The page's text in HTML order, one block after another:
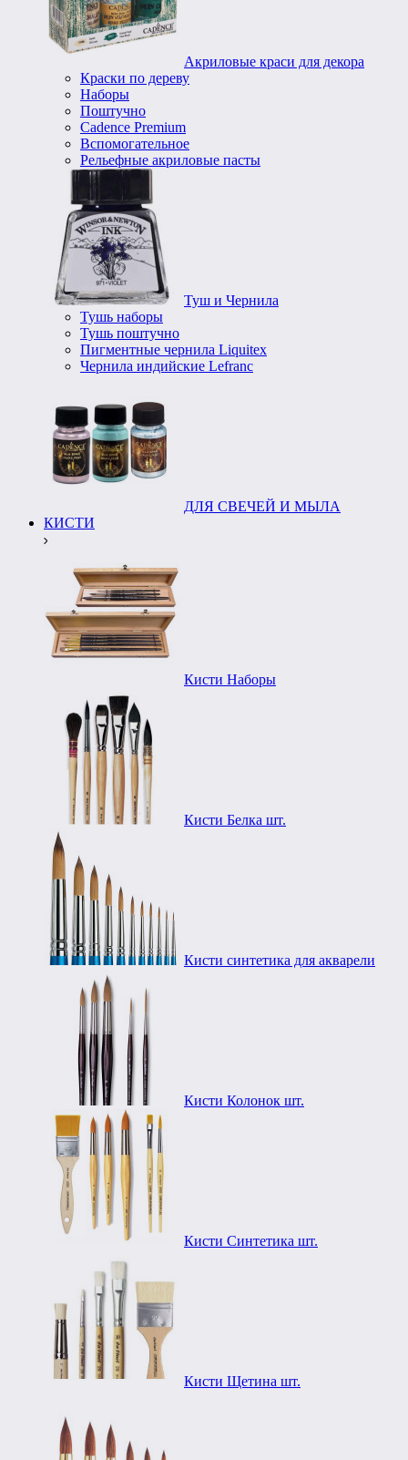
Акриловые краси для декора
Краски по дереву
Наборы
Поштучно
Cadence Premium
Вспомогательное
Рельефные акриловые пасты
Туш и Чернила
Тушь наборы
Тушь поштучно
Пигментные чернила Liquitex
Чернила индийские Lefranc
ДЛЯ СВЕЧЕЙ И МЫЛА
КИСТИ
Кисти Наборы
Кисти Белка шт.
Кисти синтетика для акварели
Кисти Колонок шт.
Кисти Синтетика шт.
Кисти Щетина шт.